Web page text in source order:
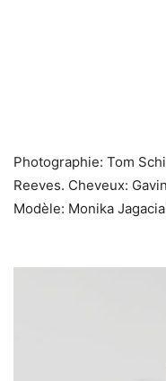
Photographie: Tom
Reeves. Cheveux:
Modèle: Monika